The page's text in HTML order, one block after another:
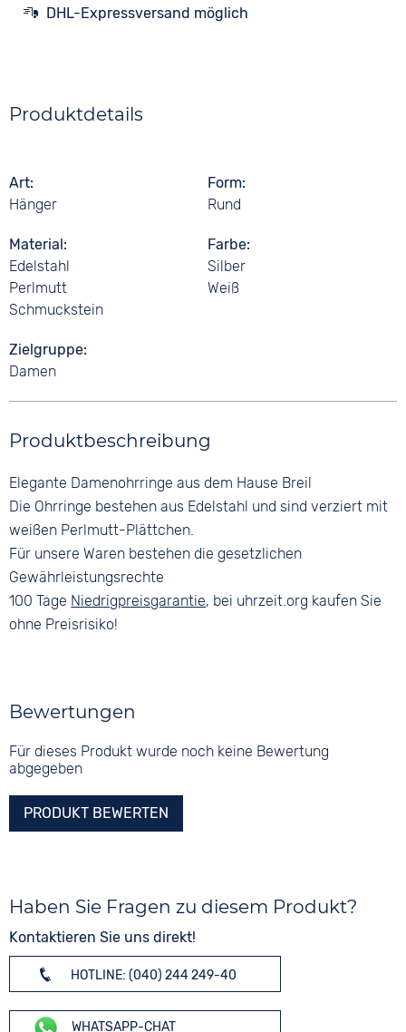
DHL-Expressversand möglich
Produktdetails
Art
Hänger
Form
Rund
Material
Edelstahl
Perlmutt
Schmuckstein
Farbe
Silber
Weiß
Zielgruppe
Damen
Produktbeschreibung
Elegante Damenohrringe aus dem Hause Breil
Die Ohrringe bestehen aus Edelstahl und sind verziert mit
weißen Perlmutt-Plättchen.
Für unsere Waren bestehen die gesetzlichen
Gewährleistungsrechte
100 Tage Niedrigpreisgarantie, bei uhrzeit.org kaufen Sie
ohne Preisrisiko!
Bewertungen
Für dieses Produkt wurde noch keine Bewertung
abgegeben
PRODUKT BEWERTEN
Haben Sie Fragen zu diesem Produkt?
Kontaktieren Sie uns direkt!
HOTLINE: (040) 244 249-40
WHATSAPP-CHAT